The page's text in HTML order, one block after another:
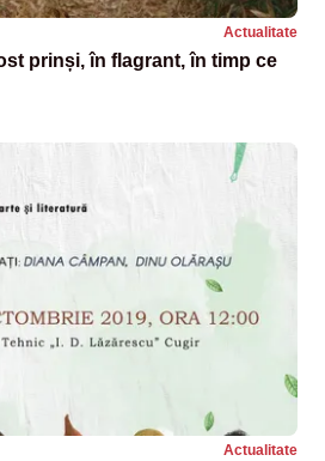
Actualitate
prinși, în flagrant, în timp ce
Actualitate